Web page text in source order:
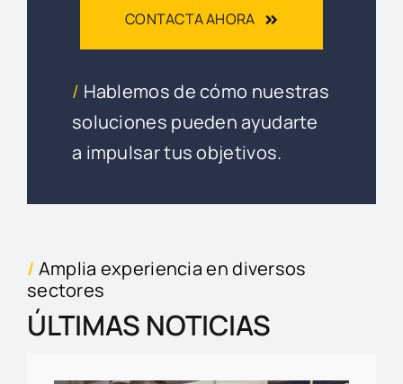
CONTACTA AHORA
/ Hablemos de cómo nuestras
soluciones pueden ayudarte
a impulsar tus objetivos.
/ Amplia experiencia en diversos
sectores
ÚLTIMAS NOTICIAS